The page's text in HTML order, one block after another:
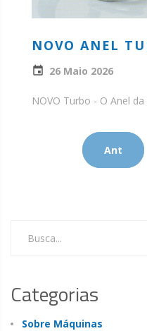
NOVO ANEL
26 Maio 2026
NOVO Turbo - O Anel da
Ant
Busca...
Categorias
Sobre Máquinas